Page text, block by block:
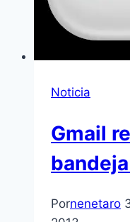
Noticia
Gmail
Pornenetaro